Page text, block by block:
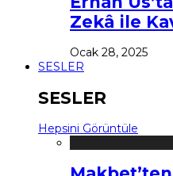
Zekâ ile
Ocak 28, 2025
SESLER
SESLER
Hepsini Görüntüle